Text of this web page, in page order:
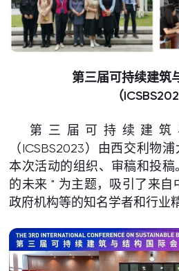
第三届可持续建筑
（
第三届可持续建
（ICSBS2023）由西交利物
本次活动的组织、审稿和投
的未来 " 为主题，吸引了来自
政府机构等的知名学者和行业